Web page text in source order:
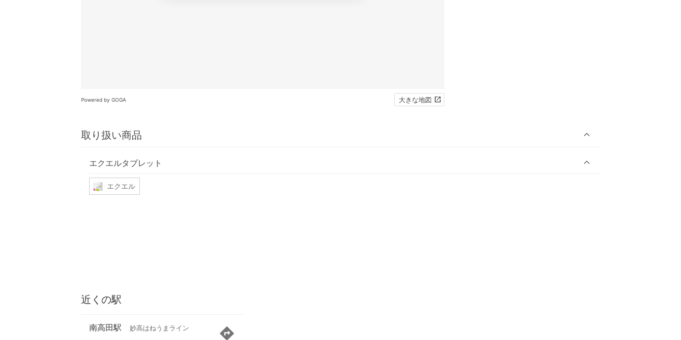
Powered by GOGA 大きな地図
取り扱い商品
エクエルタブレット
エクエル
近くの駅
南高田駅 妙高はねうまライン